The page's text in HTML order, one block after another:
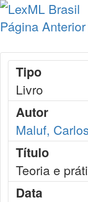
Página Anterior
Tipo
Livro
Autor
Maluf,
Título
Teoria e
Data